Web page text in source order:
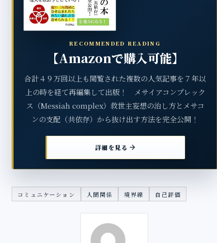
RECOMMENDED READING
【Amazonで購入可能】
合計４９万回以上も閲覧された複数の人気記事を７年以
上の時を経て再編集して出版！ メサイアコンプレック
ス（Messiah complex）救世主妄想の治し方とメサコ
ンの支配（共依存）から抜け出す方法を完全公開！
詳細を見る arrow_forward
コミュニケーション 人間関係 境界線 自己評価